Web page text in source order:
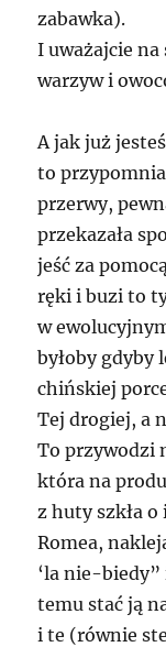
zabawka).
I uważajcie
warzyw i
A jak już
to
przerwy,
przekazała
jeść za
ręki i buzi to
w
byłoby gdyby
chińskiej
Tej drogiej, a
To przywodzi
która na
z huty szkła
Romea,
‘la nie-biedy”
temu stać ją
i te (równie